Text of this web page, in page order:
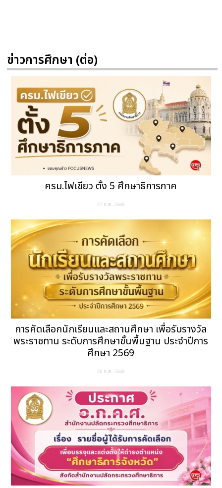
ข่าวการศึกษา (ต่อ)
ครม.ไฟเขียว ตั้ง 5 ศึกษาธิการภาค
27 ก.ค. 2569
การคัดเลือกนักเรียนและสถานศึกษา เพื่อรับรางวัล
พระราชทาน ระดับการศึกษาขั้นพื้นฐาน ประจำปีการ
ศึกษา 2569
26 ก.ค. 2569